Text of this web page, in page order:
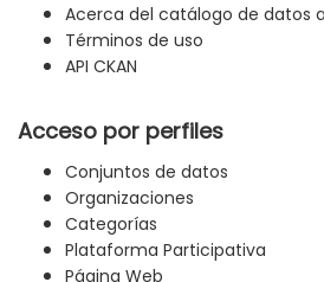
Acerca del catálogo de datos
Términos de uso
API CKAN
Acceso por perfiles
Conjuntos de datos
Organizaciones
Categorías
Plataforma Participativa
Página Web